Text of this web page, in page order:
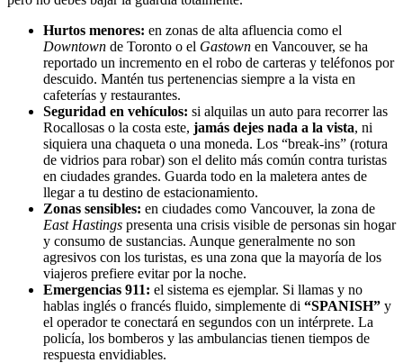
Hurtos menores: en zonas de alta afluencia como el
Downtown de Toronto o el Gastown en Vancouver, se ha
reportado un incremento en el robo de carteras y teléfonos por
descuido. Mantén tus pertenencias siempre a la vista en
cafeterías y restaurantes.
Seguridad en vehículos: si alquilas un auto para recorrer las
Rocallosas o la costa este, jamás dejes nada a la vista, ni
siquiera una chaqueta o una moneda. Los “break-ins” (rotura
de vidrios para robar) son el delito más común contra turistas
en ciudades grandes. Guarda todo en la maletera antes de
llegar a tu destino de estacionamiento.
Zonas sensibles: en ciudades como Vancouver, la zona de
East Hastings presenta una crisis visible de personas sin hogar
y consumo de sustancias. Aunque generalmente no son
agresivos con los turistas, es una zona que la mayoría de los
viajeros prefiere evitar por la noche.
Emergencias 911: el sistema es ejemplar. Si llamas y no
hablas inglés o francés fluido, simplemente di “SPANISH” y
el operador te conectará en segundos con un intérprete. La
policía, los bomberos y las ambulancias tienen tiempos de
respuesta envidiables.